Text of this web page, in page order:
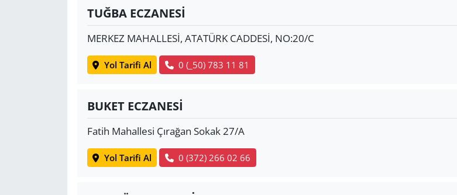
TUĞBA ECZANESİ
MERKEZ MAHALLESİ, ATATÜRK CADDESİ, NO:20/C
Yol Tarifi Al 0 (_50) 783 11 81
BUKET ECZANESİ
Fatih Mahallesi Çırağan Sokak 27/A
Yol Tarifi Al 0 (372) 266 02 66